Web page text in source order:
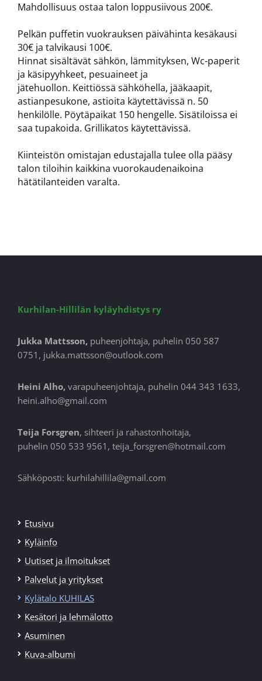
Mahdollisuus ostaa talon loppusiivous 200€.
Pelkän puffetin vuokrauksen päivähinta kesäkausi
30€ ja talvikausi 100€.
Hinnat sisältävät sähkön, lämmityksen, Wc-paperit
ja käsipyyhkeet, pesuaineet ja
jätehuollon. Keittiössä sähköhella, jääkaapit,
astianpesukone, astioita käytettävissä n. 50
henkilölle. Pöytäpaikat 150 hengelle. Sisätiloissa ei
saa tupakoida. Grillikatos käytettävissä.
Kiinteistön omistajan edustajalla tulee olla pääsy
talon tiloihin kaikkina vuorokaudenaikoina
hätätilanteiden varalta.
Kurhilan-Hillilän kyläyhdistys ry
Jukka Mattsson, puheenjohtaja, puhelin 050 587
0751, jukka.mattsson@outlook.com
Heini Alho, varapuheenjohtaja, puhelin 044 343 1633,
heini.alho@gmail.com
Teija Forsgren, sihteeri ja rahastonhoitaja,
puhelin 050 533 9561, teija_forsgren@hotmail.com
Sähköposti: kurhilahillila@gmail.com
Etusivu
Kyläinfo
Uutiset ja ilmoitukset
Palvelut ja yritykset
Kylätalo KUHILAS
Kesätori ja lehmälotto
Asuminen
Kuva-albumi